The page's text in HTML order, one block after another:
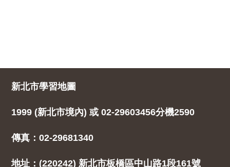
新北市學習地圖
1999 (新北市境內) 或 02-29603456分機2590
傳真：02-29681340
地址：(220242) 新北市板橋區中山路1段161號